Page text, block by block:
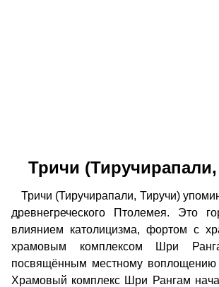
Тричи
Тричи (Тиручирапали, Тиручи)
древнегреческого Птолемея. Это
влиянием католицизма, фортом с
храмовым комплексом Шри
посвящённым местному воплощению
Храмовый комплекс Шри Рангам